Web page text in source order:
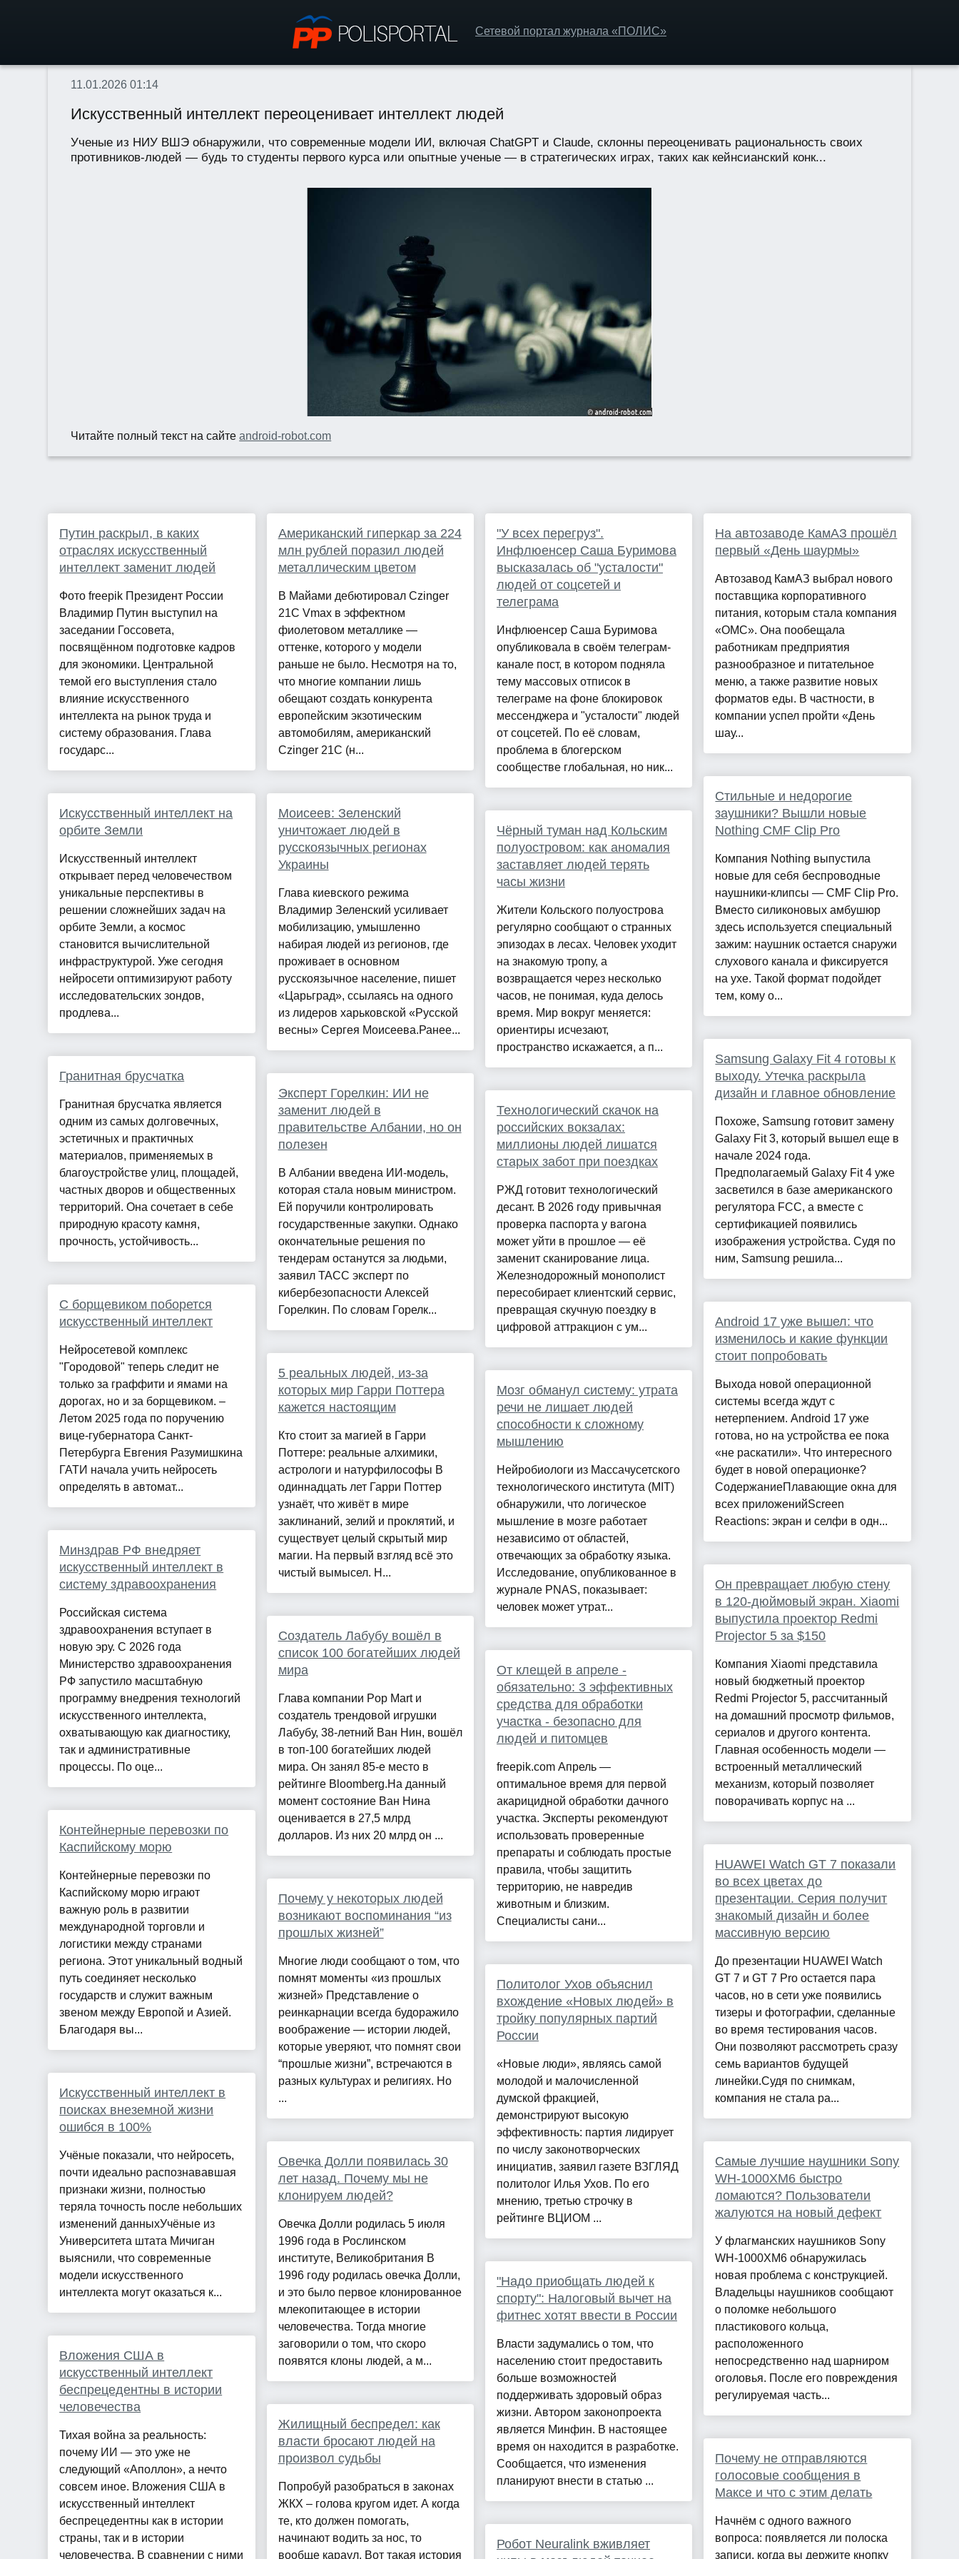
Сетевой портал журнала «ПОЛИС»
11.01.2026 01:14
Искусственный интеллект переоценивает интеллект людей
Ученые из НИУ ВШЭ обнаружили, что современные модели ИИ, включая ChatGPT и Claude, склонны переоценивать рациональность своих
противников-людей — будь то студенты первого курса или опытные ученые — в стратегических играх, таких как кейнсианский конк...
Читайте полный текст на сайтеandroid-robot.com
Путин раскрыл, в каких
отраслях искусственный
интеллект заменит людей
Фото freepik Президент России
Владимир Путин выступил на
заседании Госсовета,
посвящённом подготовке кадров
для экономики. Центральной
темой его выступления стало
влияние искусственного
интеллекта на рынок труда и
систему образования. Глава
государс...
Искусственный интеллект на
орбите Земли
Искусственный интеллект
открывает перед человечеством
уникальные перспективы в
решении сложнейших задач на
орбите Земли, а космос
становится вычислительной
инфраструктурой. Уже сегодня
нейросети оптимизируют работу
исследовательских зондов,
продлева...
Гранитная брусчатка
Гранитная брусчатка является
одним из самых долговечных,
эстетичных и практичных
материалов, применяемых в
благоустройстве улиц, площадей,
частных дворов и общественных
территорий. Она сочетает в себе
природную красоту камня,
прочность, устойчивость...
С борщевиком поборется
искусственный интеллект
Нейросетевой комплекс
"Городовой" теперь следит не
только за граффити и ямами на
дорогах, но и за борщевиком. –
Летом 2025 года по поручению
вице-губернатора Санкт-
Петербурга Евгения Разумишкина
ГАТИ начала учить нейросеть
определять в автомат...
Минздрав РФ внедряет
искусственный интеллект в
систему здравоохранения
Российская система
здравоохранения вступает в
новую эру. С 2026 года
Министерство здравоохранения
РФ запустило масштабную
программу внедрения технологий
искусственного интеллекта,
охватывающую как диагностику,
так и административные
процессы. По оце...
Контейнерные перевозки по
Каспийскому морю
Контейнерные перевозки по
Каспийскому морю играют
важную роль в развитии
международной торговли и
логистики между странами
региона. Этот уникальный водный
путь соединяет несколько
государств и служит важным
звеном между Европой и Азией.
Благодаря вы...
Искусственный интеллект в
поисках внеземной жизни
ошибся в 100%
Учёные показали, что нейросеть,
почти идеально распознававшая
признаки жизни, полностью
теряла точность после небольших
изменений данныхУчёные из
Университета штата Мичиган
выяснили, что современные
модели искусственного
интеллекта могут оказаться к...
Вложения США в
искусственный интеллект
беспрецедентны в истории
человечества
Тихая война за реальность:
почему ИИ — это уже не
следующий «Аполлон», а нечто
совсем иное. Вложения США в
искусственный интеллект
беспрецедентны как в истории
страны, так и в истории
человечества. В сравнении с ними
Американский гиперкар за 224
млн рублей поразил людей
металлическим цветом
В Майами дебютировал Czinger
21C Vmax в эффектном
фиолетовом металлике —
оттенке, которого у модели
раньше не было. Несмотря на то,
что многие компании лишь
обещают создать конкурента
европейским экзотическим
автомобилям, американский
Czinger 21C (н...
Моисеев: Зеленский
уничтожает людей в
русскоязычных регионах
Украины
Глава киевского режима
Владимир Зеленский усиливает
мобилизацию, умышленно
набирая людей из регионов, где
проживает в основном
русскоязычное население, пишет
«Царьград», ссылаясь на одного
из лидеров харьковской «Русской
весны» Сергея Моисеева.Ранее...
Эксперт Горелкин: ИИ не
заменит людей в
правительстве Албании, но он
полезен
В Албании введена ИИ-модель,
которая стала новым министром.
Ей поручили контролировать
государственные закупки. Однако
окончательные решения по
тендерам останутся за людьми,
заявил ТАСС эксперт по
кибербезопасности Алексей
Горелкин. По словам Горелк...
5 реальных людей, из-за
которых мир Гарри Поттера
кажется настоящим
Кто стоит за магией в Гарри
Поттере: реальные алхимики,
астрологи и натурфилософы В
одиннадцать лет Гарри Поттер
узнаёт, что живёт в мире
заклинаний, зелий и проклятий, и
существует целый скрытый мир
магии. На первый взгляд всё это
чистый вымысел. Н...
Создатель Лабубу вошёл в
список 100 богатейших людей
мира
Глава компании Pop Mart и
создатель трендовой игрушки
Лабубу, 38-летний Ван Нин, вошёл
в топ-100 богатейших людей
мира. Он занял 85-е место в
рейтинге Bloomberg.На данный
момент состояние Ван Нина
оценивается в 27,5 млрд
долларов. Из них 20 млрд он ...
Почему у некоторых людей
возникают воспоминания “из
прошлых жизней”
Многие люди сообщают о том, что
помнят моменты «из прошлых
жизней» Представление о
реинкарнации всегда будоражило
воображение — истории людей,
которые уверяют, что помнят свои
“прошлые жизни”, встречаются в
разных культурах и религиях. Но
...
Овечка Долли появилась 30
лет назад. Почему мы не
клонируем людей?
Овечка Долли родилась 5 июля
1996 года в Рослинском
институте, Великобритания В
1996 году родилась овечка Долли,
и это было первое клонированное
млекопитающее в истории
человечества. Тогда многие
заговорили о том, что скоро
появятся клоны людей, а м...
Жилищный беспредел: как
власти бросают людей на
произвол судьбы
Попробуй разобраться в законах
ЖКХ – голова кругом идет. А когда
те, кто должен помогать,
начинают водить за нос, то
вообще караул. Вот такая история
"У всех перегруз".
Инфлюенсер Саша Буримова
высказалась об "усталости"
людей от соцсетей и
телеграма
Инфлюенсер Саша Буримова
опубликовала в своём телеграм-
канале пост, в котором подняла
тему массовых отписок в
телеграме на фоне блокировок
мессенджера и "усталости" людей
от соцсетей. По её словам,
проблема в блогерском
сообществе глобальная, но ник...
Чёрный туман над Кольским
полуостровом: как аномалия
заставляет людей терять
часы жизни
Жители Кольского полуострова
регулярно сообщают о странных
эпизодах в лесах. Человек уходит
на знакомую тропу, а
возвращается через несколько
часов, не понимая, куда делось
время. Мир вокруг меняется:
ориентиры исчезают,
пространство искажается, а п...
Технологический скачок на
российских вокзалах:
миллионы людей лишатся
старых забот при поездках
РЖД готовит технологический
десант. В 2026 году привычная
проверка паспорта у вагона
может уйти в прошлое — её
заменит сканирование лица.
Железнодорожный монополист
пересобирает клиентский сервис,
превращая скучную поездку в
цифровой аттракцион с ум...
Мозг обманул систему: утрата
речи не лишает людей
способности к сложному
мышлению
Нейробиологи из Массачусетского
технологического института (MIT)
обнаружили, что логическое
мышление в мозге работает
независимо от областей,
отвечающих за обработку языка.
Исследование, опубликованное в
журнале PNAS, показывает:
человек может утрат...
От клещей в апреле -
обязательно: 3 эффективных
средства для обработки
участка - безопасно для
людей и питомцев
freepik.com Апрель —
оптимальное время для первой
акарицидной обработки дачного
участка. Эксперты рекомендуют
использовать проверенные
препараты и соблюдать простые
правила, чтобы защитить
территорию, не навредив
животным и близким.
Специалисты сани...
Политолог Ухов объяснил
вхождение «Новых людей» в
тройку популярных партий
России
«Новые люди», являясь самой
молодой и малочисленной
думской фракцией,
демонстрируют высокую
эффективность: партия лидирует
по числу законотворческих
инициатив, заявил газете ВЗГЛЯД
политолог Илья Ухов. По его
мнению, третью строчку в
рейтинге ВЦИОМ ...
"Надо приобщать людей к
спорту": Налоговый вычет на
фитнес хотят ввести в России
Власти задумались о том, что
населению стоит предоставить
больше возможностей
поддерживать здоровый образ
жизни. Автором законопроекта
является Минфин. В настоящее
время он находится в разработке.
Сообщается, что изменения
планируют внести в статью ...
Робот Neuralink вживляет
На автозаводе КамАЗ прошёл
первый «День шаурмы»
Автозавод КамАЗ выбрал нового
поставщика корпоративного
питания, которым стала компания
«ОМС». Она пообещала
работникам предприятия
разнообразное и питательное
меню, а также развитие новых
форматов еды. В частности, в
компании успел пройти «День
шау...
Стильные и недорогие
заушники? Вышли новые
Nothing CMF Clip Pro
Компания Nothing выпустила
новые для себя беспроводные
наушники-клипсы — CMF Clip Pro.
Вместо силиконовых амбушюр
здесь используется специальный
зажим: наушник остается снаружи
слухового канала и фиксируется
на ухе. Такой формат подойдет
тем, кому о...
Samsung Galaxy Fit 4 готовы к
выходу. Утечка раскрыла
дизайн и главное обновление
Похоже, Samsung готовит замену
Galaxy Fit 3, который вышел еще в
начале 2024 года.
Предполагаемый Galaxy Fit 4 уже
засветился в базе американского
регулятора FCC, а вместе с
сертификацией появились
изображения устройства. Судя по
ним, Samsung решила...
Android 17 уже вышел: что
изменилось и какие функции
стоит попробовать
Выхода новой операционной
системы всегда ждут с
нетерпением. Android 17 уже
готова, но на устройства ее пока
«не раскатили». Что интересного
будет в новой операционке?
СодержаниеПлавающие окна для
всех приложенийScreen
Reactions: экран и селфи в одн...
Он превращает любую стену
в 120-дюймовый экран. Xiaomi
выпустила проектор Redmi
Projector 5 за $150
Компания Xiaomi представила
новый бюджетный проектор
Redmi Projector 5, рассчитанный
на домашний просмотр фильмов,
сериалов и другого контента.
Главная особенность модели —
встроенный металлический
механизм, который позволяет
поворачивать корпус на ...
HUAWEI Watch GT 7 показали
во всех цветах до
презентации. Серия получит
знакомый дизайн и более
массивную версию
До презентации HUAWEI Watch
GT 7 и GT 7 Pro остается пара
часов, но в сети уже появились
тизеры и фотографии, сделанные
во время тестирования часов.
Они позволяют рассмотреть сразу
семь вариантов будущей
линейки.Судя по снимкам,
компания не стала ра...
Самые лучшие наушники Sony
WH-1000XM6 быстро
ломаются? Пользователи
жалуются на новый дефект
У флагманских наушников Sony
WH-1000XM6 обнаружилась
новая проблема с конструкцией.
Владельцы наушников сообщают
о поломке небольшого
пластикового кольца,
расположенного
непосредственно над шарниром
оголовья. После его повреждения
регулируемая часть...
Почему не отправляются
голосовые сообщения в
Максе и что с этим делать
Начнём с одного важного
вопроса: появляется ли полоска
записи, когда вы держите кнопку